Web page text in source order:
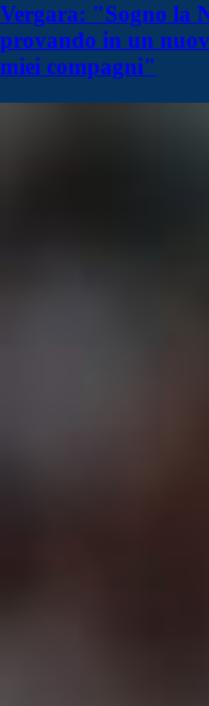
Vergara: "Sogno la
provando in un
miei compagni"